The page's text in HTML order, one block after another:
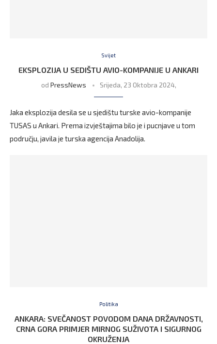
Svijet
EKSPLOZIJA U SEDIŠTU AVIO-KOMPANIJE U ANKARI
od PressNews Srijeda, 23 Oktobra 2024,
Jaka eksplozija desila se u sjedištu turske avio-kompanije
TUSAS u Ankari. Prema izvještajima bilo je i pucnjave u tom
području, javila je turska agencija Anadolija.
Politika
ANKARA: SVEČANOST POVODOM DANA DRŽAVNOSTI,
CRNA GORA PRIMJER MIRNOG SUŽIVOTA I SIGURNOG
OKRUŽENJA